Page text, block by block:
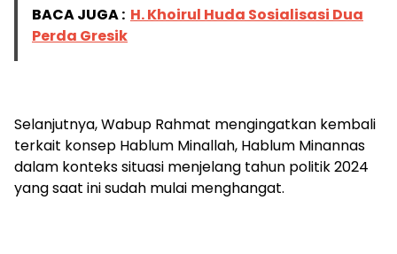
BACA JUGA : H. Khoirul Huda Sosialisasi Dua
Perda Gresik
Selanjutnya, Wabup Rahmat mengingatkan kembali
terkait konsep Hablum Minallah, Hablum Minannas
dalam konteks situasi menjelang tahun politik 2024
yang saat ini sudah mulai menghangat.